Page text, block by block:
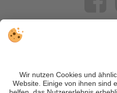
VIVOSüdtirol ist das
besuchen, sondern wirklich